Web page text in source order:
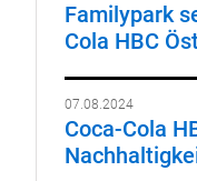
Familypark
Cola HBC
07.08.2024
Coca-Cola